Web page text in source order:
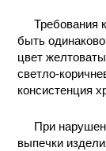
Требования
быть
цвет
светло-
консистенция
При
выпечки